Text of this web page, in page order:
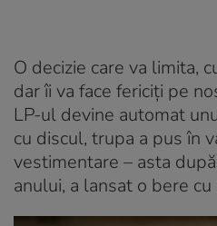
O decizie care va limita,
dar îi va face fericiți pe
LP-ul devine automat
cu discul, trupa a pus în
vestimentare – asta
anului, a lansat o bere